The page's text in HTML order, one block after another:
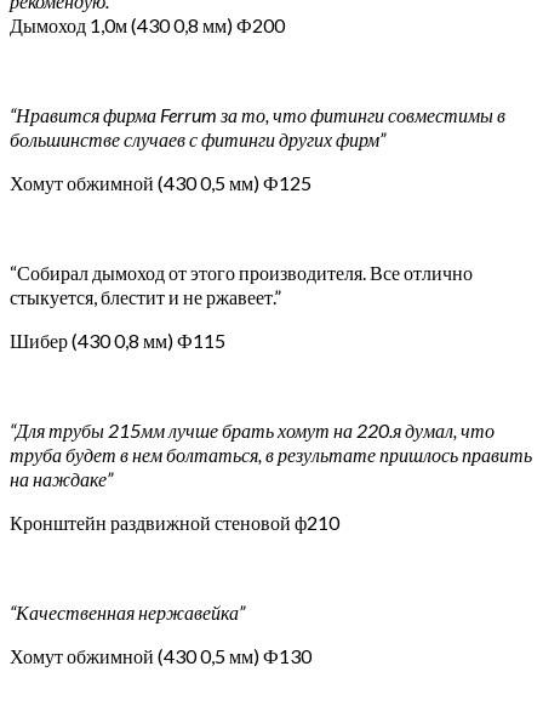
Дымоход 1,0м (430 0,8 мм) Ф200
“Нравится фирма Ferrum за то, что фитинги совместимы в
большинстве случаев с фитинги других фирм”
Хомут обжимной (430 0,5 мм) Ф125
“Собирал дымоход от этого производителя. Все отлично
стыкуется, блестит и не ржавеет.”
Шибер (430 0,8 мм) Ф115
“Для трубы 215мм лучше брать хомут на 220.я думал, что
труба будет в нем болтаться, в результате пришлось править
на наждаке”
Кронштейн раздвижной стеновой ф210
“Качественная нержавейка”
Хомут обжимной (430 0,5 мм) Ф130